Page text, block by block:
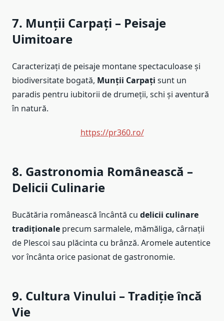
7. Munții Carpați – Peisaje
Uimitoare
Caracterizați de peisaje montane spectaculoase și
biodiversitate bogată, Munții Carpați sunt un
paradis pentru iubitorii de drumeții, schi și aventură
în natură.
https://pr360.ro/
8. Gastronomia Românească –
Delicii Culinarie
Bucătăria românească încântă cu delicii culinare
tradiționale precum sarmalele, mămăliga, cârnații
de Plescoi sau plăcinta cu brânză. Aromele autentice
vor încânta orice pasionat de gastronomie.
9. Cultura Vinului – Tradiție încă
Vie